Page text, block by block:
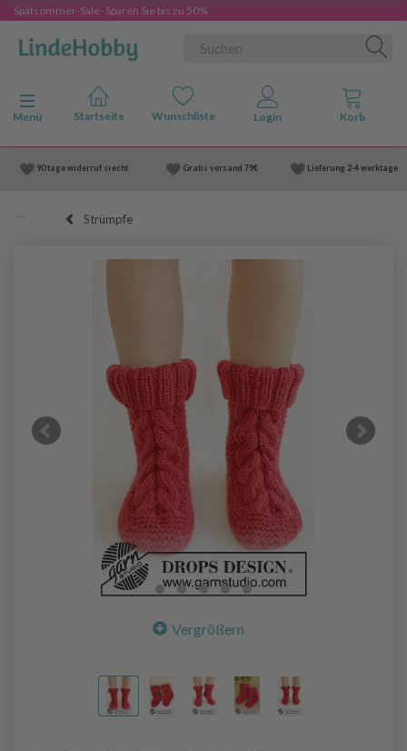
Spätsommer-Sale- Sparen Sie bis zu 50%
Anzeige ändern
Menü
90 tage widerruf srecht Gratis versand 79€ Lieferung 2-4 werktage
Strümpfe
Vergrößern